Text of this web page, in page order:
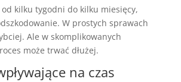
kilku tygodni do kilku miesięcy,
W prostych sprawach
Ale w skomplikowanych
może trwać dłużej.
na czas